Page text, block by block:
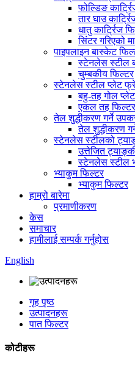
फोल्डिङ
तार घाउ
धातु कार्ट्रिज
सिंटर गरिएको
पाइपलाइन बास्केट
स्टेनलेस स्टील
चुम्बकीय फिल्टर
स्टेनलेस स्टील प्लेट
बहु-तह गोल
एकल तह फिल्टर
तेल शुद्धीकरण गर्ने
तेल शुद्धीकरण
स्टेनलेस स्टीलको
उत्तेजित
स्टेनलेस स्टील
भ्याकुम फिल्टर
भ्याकुम फिल्टर
हाम्रो बारेमा
प्रमाणीकरण
केस
समाचार
हामीलाई सम्पर्क गर्नुहोस
English
गृह पृष्ठ
उत्पादनहरू
पात फिल्टर
कोटीहरू